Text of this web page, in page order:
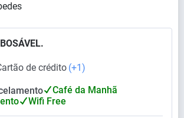
de crédito (+1)
Café da Manhã
Wifi Free